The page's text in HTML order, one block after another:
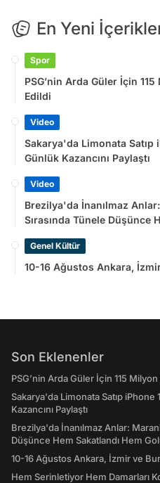
En Yeni
Spor
PSG’nin Arda Güler İçin
Edildi
Video
Sakarya'da Limonata Satıp
Günlük Kazancını Paylaştı
Video
Brezilya'da İnanılmaz
Sırasında Tünele Düşünce
Genel Kültür
10-16 Ağustos Ankara,
Son Eklenenler
PSG’nin Arda Güler İçin 115
Sakarya'da Limonata Satıp
Kazancını Paylaştı
Brezilya'da İnanılmaz Anlar:
Düşünce Hem Sakatlandı Hem
10-16 Ağustos Ankara, İzmir ve
Hem Serinletiyor Hem Damarları